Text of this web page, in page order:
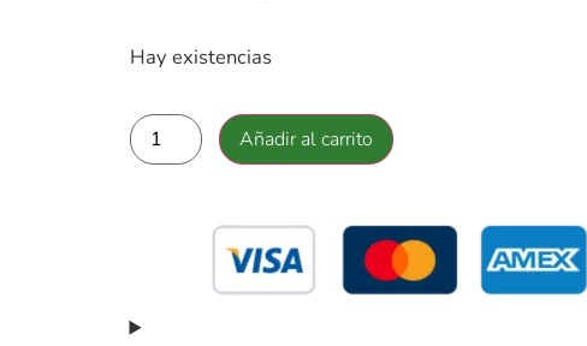
Hay existencias
Añadir al carrito